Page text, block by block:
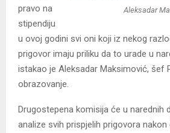
Aleksadar
pravo na
stipendiju
u ovoj godini svi oni koji iz nekog
prigovor imaju priliku da to urade u
istakao je Aleksadar Maksimović, šef
obrazovanje.
Drugostepena komisija će u narednih
analize svih prispjelih prigovora nakon